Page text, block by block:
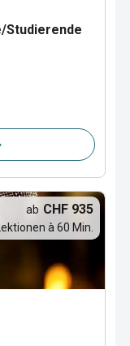
Studierende
ab CHF 935
à 60 Min.